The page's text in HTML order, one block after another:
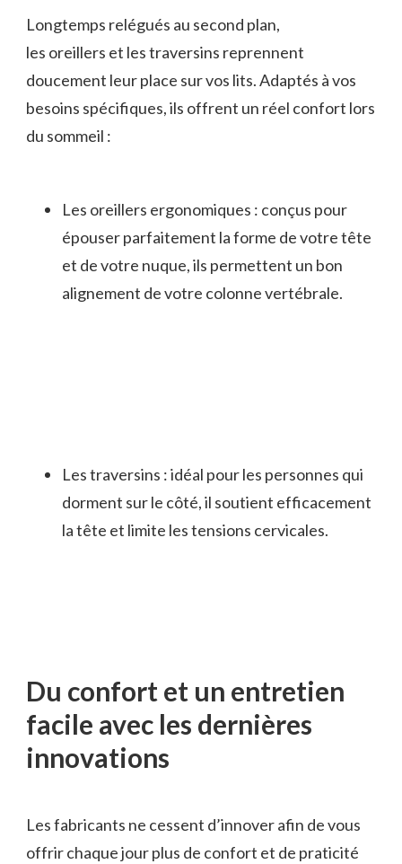
Longtemps relégués au second plan,
les oreillers et les traversins reprennent
doucement leur place sur vos lits. Adaptés à vos
besoins spécifiques, ils offrent un réel confort lors
du sommeil :
Les oreillers ergonomiques : conçus pour
épouser parfaitement la forme de votre tête
et de votre nuque, ils permettent un bon
alignement de votre colonne vertébrale.
Les traversins : idéal pour les personnes qui
dorment sur le côté, il soutient efficacement
la tête et limite les tensions cervicales.
Du confort et un entretien
facile avec les dernières
innovations
Les fabricants ne cessent d’innover afin de vous
offrir chaque jour plus de confort et de praticité